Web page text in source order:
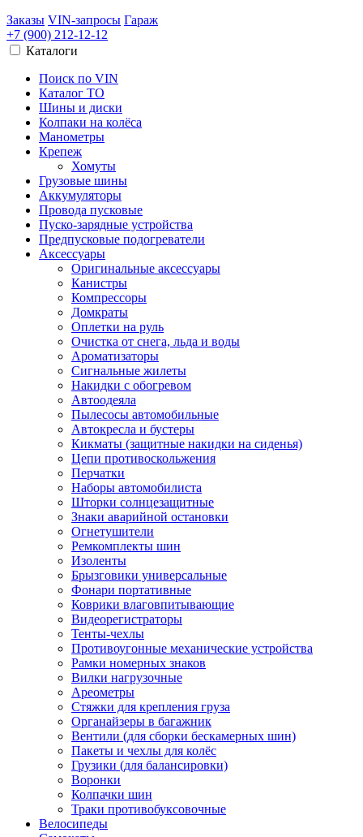
Заказы VIN-запросы Гараж
+7 (900) 212-12-12
Каталоги
Поиск по VIN
Каталог ТО
Шины и диски
Колпаки на колёса
Манометры
Крепеж
Хомуты
Грузовые шины
Аккумуляторы
Провода пусковые
Пуско-зарядные устройства
Предпусковые подогреватели
Аксессуары
Оригинальные аксессуары
Канистры
Компрессоры
Домкраты
Оплетки на руль
Очистка от снега, льда и воды
Ароматизаторы
Сигнальные жилеты
Накидки с обогревом
Автоодеяла
Пылесосы автомобильные
Автокресла и бустеры
Кикматы (защитные накидки на сиденья)
Цепи противоскольжения
Перчатки
Наборы автомобилиста
Шторки солнцезащитные
Знаки аварийной остановки
Огнетушители
Ремкомплекты шин
Изоленты
Брызговики универсальные
Фонари портативные
Коврики влаговпитывающие
Видеорегистраторы
Тенты-чехлы
Противоугонные механические устройства
Рамки номерных знаков
Вилки нагрузочные
Ареометры
Стяжки для крепления груза
Органайзеры в багажник
Вентили (для сборки бескамерных шин)
Пакеты и чехлы для колёс
Грузики (для балансировки)
Воронки
Колпачки шин
Траки противобуксовочные
Велосипеды